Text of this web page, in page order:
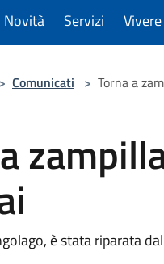
Novità Servizi
> Comunicati > Torna a
è stata riparata